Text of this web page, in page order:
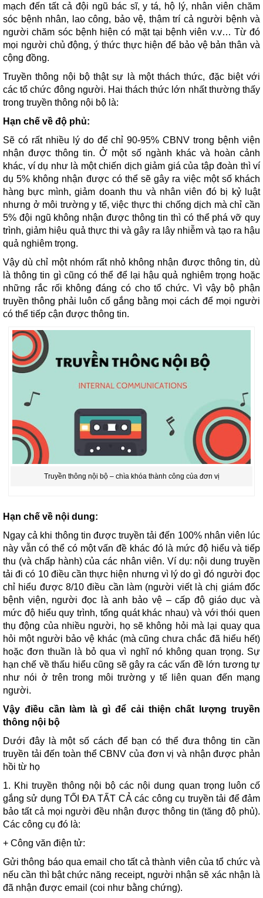
mạch đến tất cả đội ngũ bác sĩ, y tá, hộ lý, nhân viên chăm
sóc bệnh nhân, lao công, bảo vệ, thậm trí cả người bệnh và
người chăm sóc bệnh hiện có mặt tại bệnh viên v.v… Từ đó
mọi người chủ động, ý thức thực hiện để bảo vệ bản thân và
cộng đồng.
Truyền thông nội bộ thật sự là một thách thức, đặc biệt với
các tổ chức đông người. Hai thách thức lớn nhất thường thấy
trong truyền thông nội bộ là:
Hạn chế về độ phủ:
Sẽ có rất nhiều lý do để chỉ 90-95% CBNV trong bệnh viện
nhận được thông tin. Ở một số ngành khác và hoàn cảnh
khác, ví dụ như là một chiến dịch giảm giá của tập đoàn thì ví
dụ 5% không nhận được có thể sẽ gây ra việc một số khách
hàng bực mình, giảm doanh thu và nhân viên đó bị kỷ luật
nhưng ở môi trường y tế, việc thực thi chống dịch mà chỉ cần
5% đội ngũ không nhận được thông tin thì có thể phá vỡ quy
trình, giảm hiệu quả thực thi và gây ra lây nhiễm và tạo ra hậu
quả nghiêm trọng.
Vậy dù chỉ một nhóm rất nhỏ không nhận được thông tin, dù
là thông tin gì cũng có thể để lại hậu quả nghiêm trọng hoặc
những rắc rối không đáng có cho tổ chức. Vì vậy bộ phận
truyền thông phải luôn cố gắng bằng mọi cách để mọi người
có thể tiếp cận được thông tin.
Truyền thông nội bộ – chìa khóa thành công của đơn vị
Hạn chế về nội dung:
Ngay cả khi thông tin được truyền tải đến 100% nhân viên lúc
này vẫn có thể có một vấn đề khác đó là mức độ hiểu và tiếp
thu (và chấp hành) của các nhân viên. Ví dụ: nội dung truyền
tải đi có 10 điều cần thực hiện nhưng vì lý do gì đó người đọc
chỉ hiểu được 8/10 điều cần làm (người viết là chị giám đốc
bệnh viện, người đọc là anh bảo vệ – cấp độ giáo dục và
mức độ hiểu quy trình, tổng quát khác nhau) và với thói quen
thụ động của nhiều người, họ sẽ không hỏi mà lại quay qua
hỏi một người bảo vệ khác (mà cũng chưa chắc đã hiểu hết)
hoặc đơn thuần là bỏ qua vì nghĩ nó không quan trọng. Sự
hạn chế về thấu hiểu cũng sẽ gây ra các vấn đề lớn tương tự
như nói ở trên trong môi trường y tế liên quan đến mạng
người.
Vậy điều cần làm là gì để cải thiện chất lượng truyền
thông nội bộ
Dưới đây là một số cách để bạn có thể đưa thông tin cần
truyền tải đến toàn thể CBNV của đơn vị và nhận được phản
hồi từ họ
1. Khi truyền thông nội bộ các nội dung quan trọng luôn cố
gắng sử dụng TỐI ĐA TẤT CẢ các công cụ truyền tải để đảm
bảo tất cả mọi người đều nhận được thông tin (tăng độ phủ).
Các công cụ đó là:
+ Công văn điện tử:
Gửi thông báo qua email cho tất cả thành viên của tổ chức và
nếu cần thì bật chức năng receipt, người nhận sẽ xác nhận là
đã nhận được email (coi như bằng chứng).